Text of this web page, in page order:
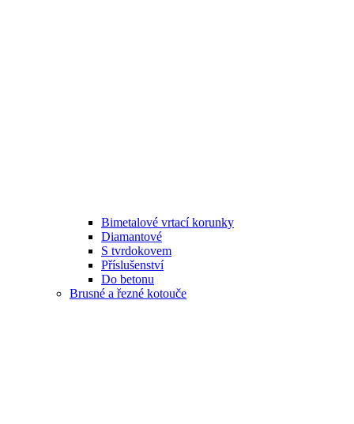
Bimetalové vrtací korunky
Diamantové
S tvrdokovem
Příslušenství
Do betonu
Brusné a řezné kotouče